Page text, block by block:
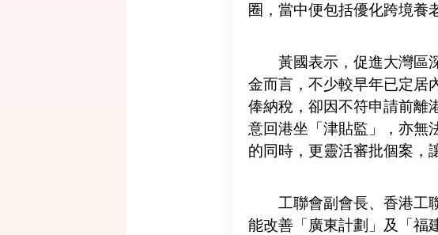
圈，當中便包括優化跨境養
黃國表示，促進大灣區
金而言，不少較早年已定居
俸納稅，卻因不符申請前離
意回港坐「津貼監」，亦無
的同時，更靈活審批個案，
工聯會副會長、香港工
能改善「廣東計劃」及「福